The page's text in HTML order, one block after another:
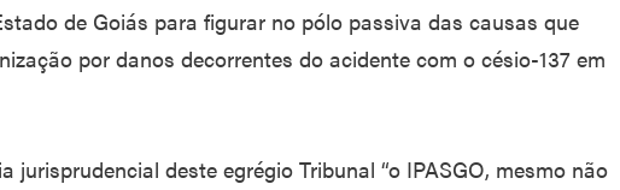
de Goiás para figurar no pólo passiva das causas que
por danos decorrentes do acidente com o césio-137 em
jurisprudencial deste egrégio Tribunal “o IPASGO, mesmo não